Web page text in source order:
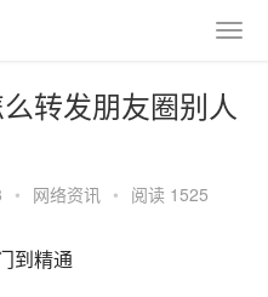
转发朋友圈别人
• 网络资讯 • 阅读 1525
到精通